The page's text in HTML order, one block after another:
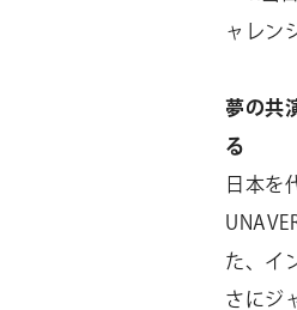
ャレン
夢の共
る
日本を
た、イ
さにジ